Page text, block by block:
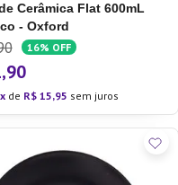
Cerâmica Flat 600mL
- Oxford
16% OFF
,90
de R$ 15,95 sem juros